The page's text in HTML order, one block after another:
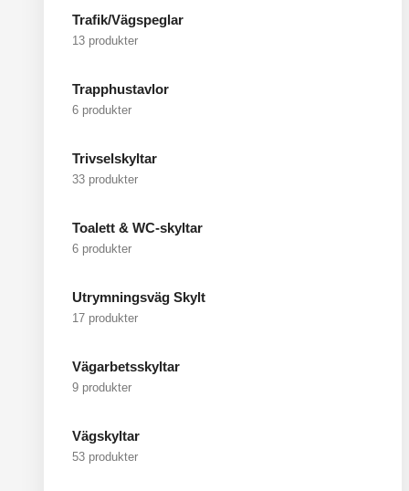
Trafik/Vägspeglar
13 produkter
Trapphustavlor
6 produkter
Trivselskyltar
33 produkter
Toalett & WC-skyltar
6 produkter
Utrymningsväg Skylt
17 produkter
Vägarbetsskyltar
9 produkter
Vägskyltar
53 produkter